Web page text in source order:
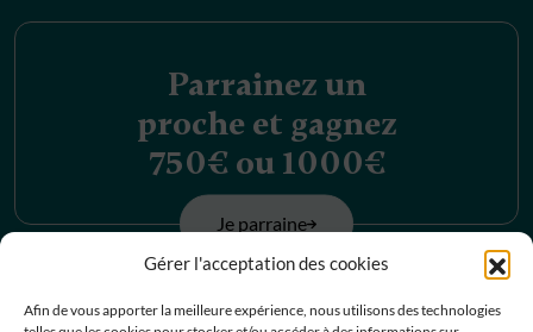
Gérer l'acceptation des cookies
Afin de vous apporter la meilleure expérience, nous utilisons des technologies
Parrainez un
proche et gagnez
750€ ou 1000€
Je parraine
Découvrez nos